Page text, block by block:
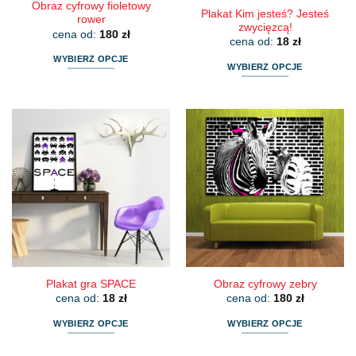
Obraz cyfrowy fioletowy
rower
cena od: 180 zł
WYBIERZ OPCJE
ma
wiele
wariantów.
można
wybrać
na
stronie
produktu
Plakat Kim jesteś? Jesteś
zwycięzcą!
cena od: 18 zł
WYBIERZ OPCJE
ma
wiele
wariantów.
Opcje
można
wybrać
na
produktu
Plakat gra SPACE
cena od: 18 zł
WYBIERZ OPCJE
Obraz cyfrowy zebry
cena od: 180 zł
WYBIERZ OPCJE